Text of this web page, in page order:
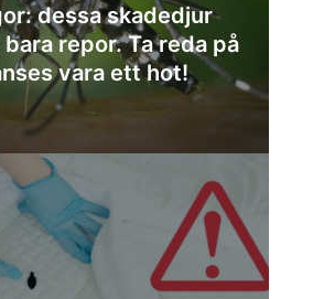
dessa skadedjur
repor. Ta reda på
vara ett hot!